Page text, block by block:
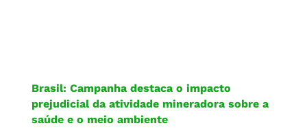
Brasil: Campanha destaca o impacto
prejudicial da atividade mineradora sobre a
saúde e o meio ambiente